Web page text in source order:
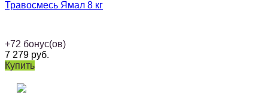
Травосмесь Ямал 8 кг
+72 бонус(ов)
7 279 руб.
Купить